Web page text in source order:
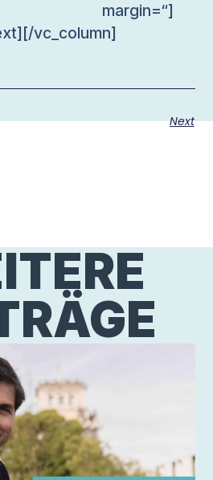
margin=“]
vc_column]
Next